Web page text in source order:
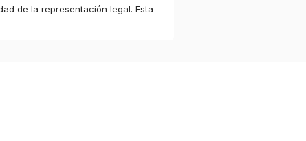
de la representación legal. Esta